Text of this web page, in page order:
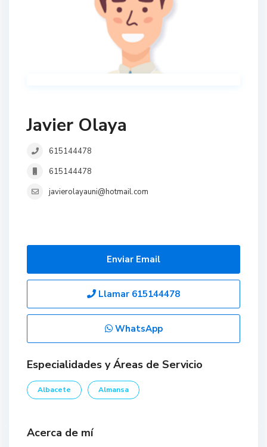
Javier Olaya
615144478
615144478
javierolayauni@hotmail.com
Enviar Email
Llamar 615144478
WhatsApp
Especialidades y Áreas de Servicio
Albacete Almansa
Acerca de mí